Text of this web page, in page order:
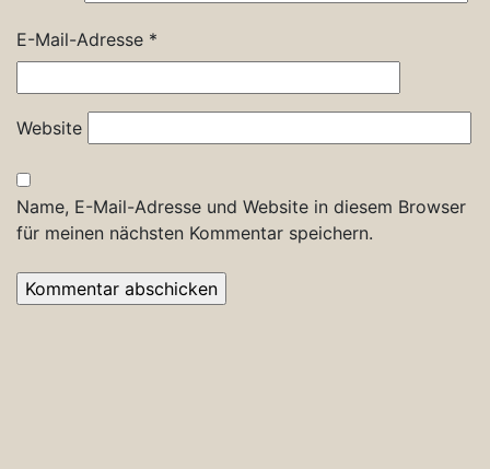
E-Mail-Adresse *
Website
Name, E-Mail-Adresse und Website in diesem Browser
für meinen nächsten Kommentar speichern.